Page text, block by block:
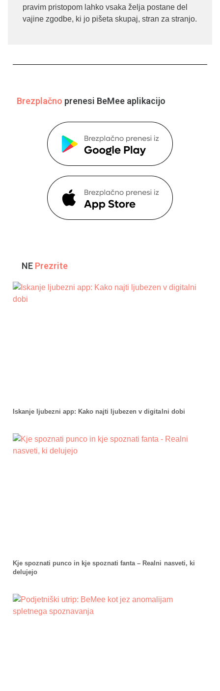
pravim pristopom lahko vsaka želja postane del
vajine zgodbe, ki jo pišeta skupaj, stran za stranjo.
Brezplačno prenesi BeMee aplikacijo
NE Prezrite
Iskanje ljubezni app: Kako najti ljubezen v digitalni dobi
Kje spoznati punco in kje spoznati fanta – Realni nasveti, ki
delujejo